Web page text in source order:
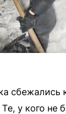
у кого